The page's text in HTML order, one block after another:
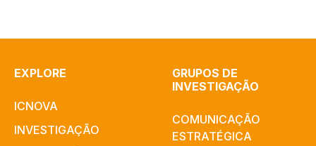
EXPLORE
ICNOVA
INVESTIGAÇÃO
GRUPOS DE
INVESTIGAÇÃO
COMUNICAÇÃO
ESTRATÉGICA